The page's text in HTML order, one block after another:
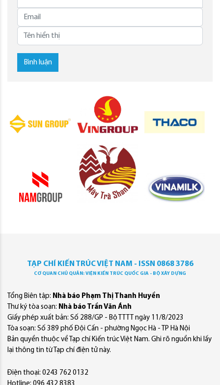
Bình luận
TẠP CHÍ KIẾN TRÚC VIỆT NAM - ISSN 0868 3786
CƠ QUAN CHỦ QUẢN: VIỆN KIẾN TRÚC QUỐC GIA - BỘ XÂY DỰNG
Tổng Biên tập: Nhà báo Phạm Thị Thanh Huyền
Thư ký tòa soạn: Nhà báo Trần Văn Ánh
Giấy phép xuất bản: Số 288/GP - Bộ TTTT ngày 11/8/2023
Tòa soạn: Số 389 phố Đội Cấn - phường Ngọc Hà - TP Hà Nội
Bản quyền thuộc về Tạp chí Kiến trúc Việt Nam. Ghi rõ nguồn khi lấy
lại thông tin từ Tạp chí điện tử này.
Điện thoại: 0243 762 0132